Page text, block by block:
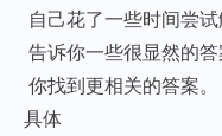
自己花了一些时间尝
告诉你一些很显然的
你找到更相关的答案。
具体